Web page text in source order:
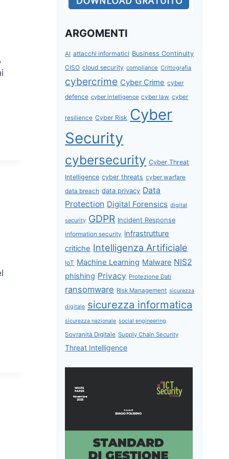
ARGOMENTI
AI attacchi informatici Business Continuity
CISO cloud security compliance Crittografia
cybercrime Cyber Crime cyber
defence cyber intelligence cyber law cyber
resilience Cyber Risk Cyber
Security
cybersecurity Cyber Threat
Intelligence cyber threats cyber warfare
data breach data privacy Data
Protection Digital Forensics digital
security GDPR Incident Response
information security infrastrutture
critiche Intelligenza Artificiale
IoT Machine Learning Malware NIS2
phishing Privacy Protezione Dati
ransomware Risk Management sicurezza
digitale sicurezza informatica
sicurezza nazionale social engineering
Sovranità Digitale Supply Chain Security
Threat Intelligence